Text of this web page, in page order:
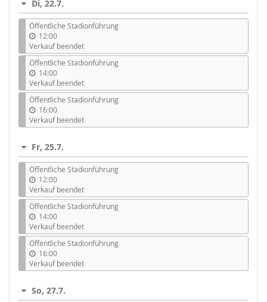
Di, 22.7.
Öffentliche Stadionführung
12:00
Verkauf beendet
Öffentliche Stadionführung
14:00
Verkauf beendet
Öffentliche Stadionführung
16:00
Verkauf beendet
Fr, 25.7.
Öffentliche Stadionführung
12:00
Verkauf beendet
Öffentliche Stadionführung
14:00
Verkauf beendet
Öffentliche Stadionführung
16:00
Verkauf beendet
So, 27.7.